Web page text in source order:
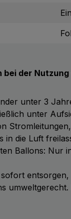
der Nutzung
unter 3
unter
in die Luft
Ballons: Nur